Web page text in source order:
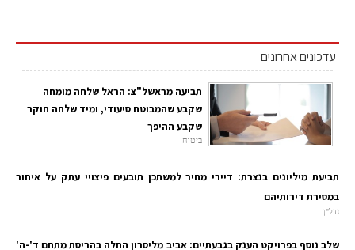
עדכונים אחרונים
תביעה מראשל"צ: הראל שלחה מומחה
שקבע שהמבוטח סיעודי, ומיד שלחה חוקר
שקבע ההיפך
ביטוח
תביעת מיליונים בנצרת: דיירי מחיר למשתכן תובעים פיצויי עתק על איחור
במסירת דירותיהם
נדל"ן
שלב נוסף בפרויקט הענק בגבעתיים: אביב מליסרון החלה בהריסת מתחם ד'-ה'